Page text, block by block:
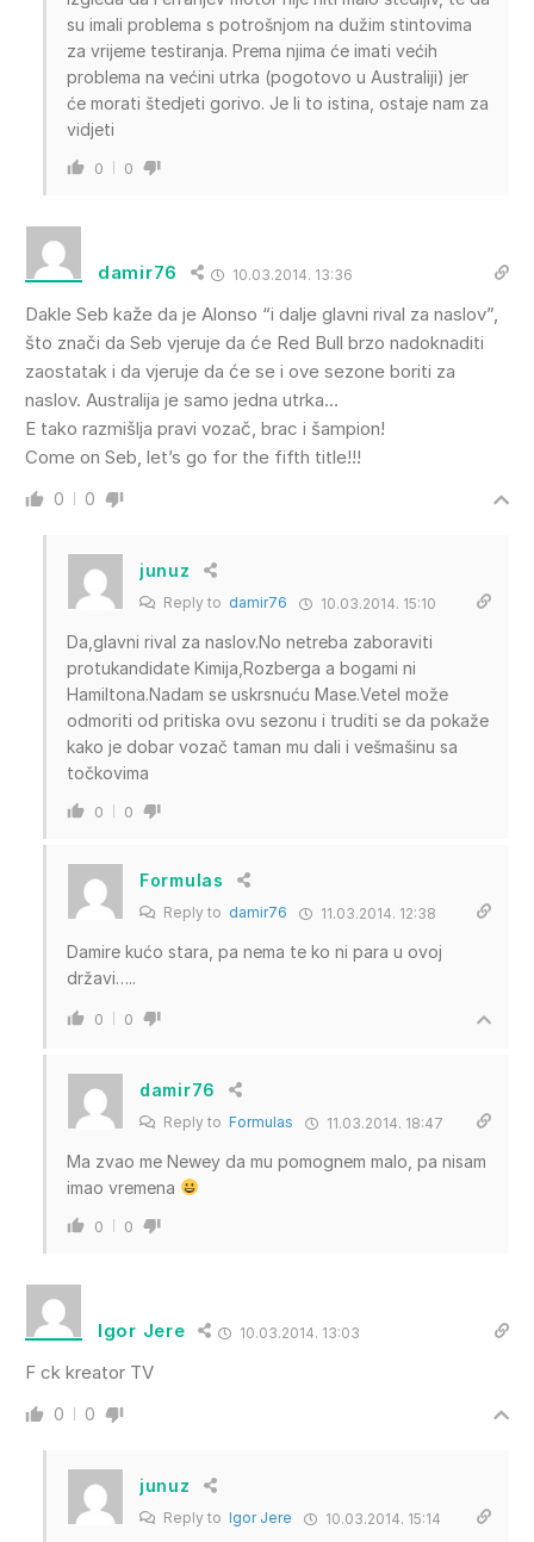
su imali problema s potrošnjom na dužim stintovima
za vrijeme testiranja. Prema njima će imati većih
problema na većini utrka (pogotovo u Australiji) jer
će morati štedjeti gorivo. Je li to istina, ostaje nam za
vidjeti
0 0
damir76 10.03.2014. 13:36
Dakle Seb kaže da je Alonso “i dalje glavni rival za naslov”,
što znači da Seb vjeruje da će Red Bull brzo nadoknaditi
zaostatak i da vjeruje da će se i ove sezone boriti za
naslov. Australija je samo jedna utrka…
E tako razmišlja pravi vozač, brac i šampion!
Come on Seb, let’s go for the fifth title!!!
0 0
junuz
Reply to damir76 10.03.2014. 15:10
Da,glavni rival za naslov.No netreba zaboraviti
protukandidate Kimija,Rozberga a bogami ni
Hamiltona.Nadam se uskrsnuću Mase.Vetel može
odmoriti od pritiska ovu sezonu i truditi se da pokaže
kako je dobar vozač taman mu dali i vešmašinu sa
točkovima
0 0
Formulas
Reply to damir76 11.03.2014. 12:38
Damire kućo stara, pa nema te ko ni para u ovoj
državi…..
0 0
damir76
Reply to Formulas 11.03.2014. 18:47
Ma zvao me Newey da mu pomognem malo, pa nisam
imao vremena
0 0
Igor Jere 10.03.2014. 13:03
F ck kreator TV
0 0
junuz
Reply to Igor Jere 10.03.2014. 15:14